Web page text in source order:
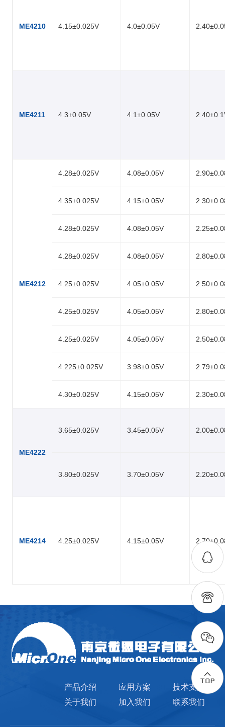
ME4210 4.15±0.025V 4.0±0.05V
ME4211 4.3±0.05V 4.1±0.05V
ME4212
4.28±0.025V 4.08±0.05V
4.35±0.025V 4.15±0.05V
4.28±0.025V 4.08±0.05V
4.28±0.025V 4.08±0.05V
4.25±0.025V 4.05±0.05V
4.25±0.025V 4.05±0.05V
4.25±0.025V 4.05±0.05V
4.225±0.025V 3.98±0.05V
4.30±0.025V 4.15±0.05V
ME4222
3.65±0.025V 3.45±0.05V
3.80±0.025V 3.70±0.05V
ME4214 4.25±0.025V 4.15±0.05V
产品介绍 应用方案
技术支持
关于我们
加入我们 联系我们